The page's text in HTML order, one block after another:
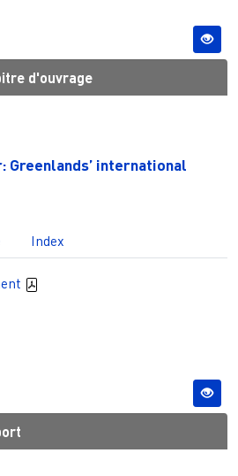
d'ouvrage
Greenlands’ international
Index